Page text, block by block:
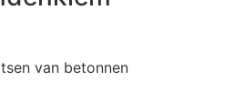
van betonnen